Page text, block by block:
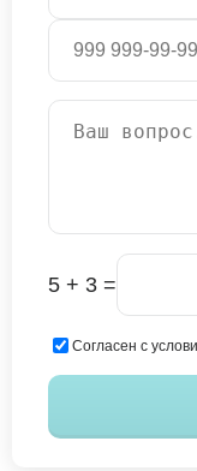
5 + 3 =
Согласен с